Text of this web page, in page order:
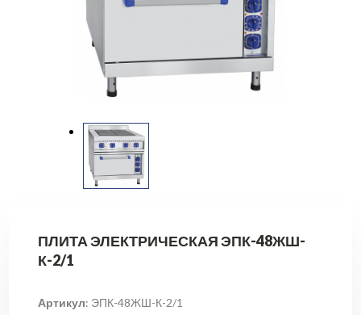
ПЛИТА ЭЛЕКТРИЧЕСКАЯ ЭПК-48ЖШ-
К-2/1
Артикул: ЭПК-48ЖШ-К-2/1